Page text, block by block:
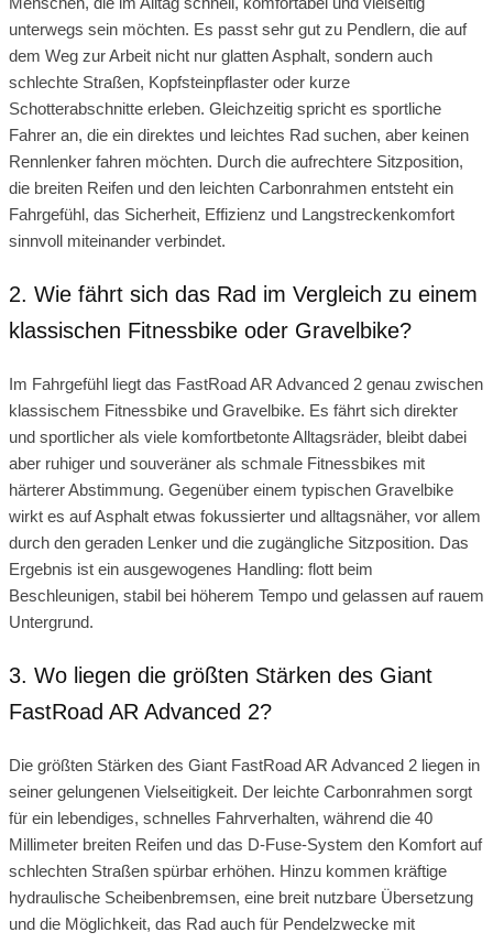
unterwegs sein möchten. Es passt sehr gut zu Pendlern, die auf
dem Weg zur Arbeit nicht nur glatten Asphalt, sondern auch
schlechte Straßen, Kopfsteinpflaster oder kurze
Schotterabschnitte erleben. Gleichzeitig spricht es sportliche
Fahrer an, die ein direktes und leichtes Rad suchen, aber keinen
Rennlenker fahren möchten. Durch die aufrechtere Sitzposition,
die breiten Reifen und den leichten Carbonrahmen entsteht ein
Fahrgefühl, das Sicherheit, Effizienz und Langstreckenkomfort
sinnvoll miteinander verbindet.
2. Wie fährt sich das Rad im Vergleich zu einem
klassischen Fitnessbike oder Gravelbike?
Im Fahrgefühl liegt das FastRoad AR Advanced 2 genau zwischen
klassischem Fitnessbike und Gravelbike. Es fährt sich direkter
und sportlicher als viele komfortbetonte Alltagsräder, bleibt dabei
aber ruhiger und souveräner als schmale Fitnessbikes mit
härterer Abstimmung. Gegenüber einem typischen Gravelbike
wirkt es auf Asphalt etwas fokussierter und alltagsnäher, vor allem
durch den geraden Lenker und die zugängliche Sitzposition. Das
Ergebnis ist ein ausgewogenes Handling: flott beim
Beschleunigen, stabil bei höherem Tempo und gelassen auf rauem
Untergrund.
3. Wo liegen die größten Stärken des Giant
FastRoad AR Advanced 2?
Die größten Stärken des Giant FastRoad AR Advanced 2 liegen in
seiner gelungenen Vielseitigkeit. Der leichte Carbonrahmen sorgt
für ein lebendiges, schnelles Fahrverhalten, während die 40
Millimeter breiten Reifen und das D-Fuse-System den Komfort auf
schlechten Straßen spürbar erhöhen. Hinzu kommen kräftige
hydraulische Scheibenbremsen, eine breit nutzbare Übersetzung
und die Möglichkeit, das Rad auch für Pendelzwecke mit